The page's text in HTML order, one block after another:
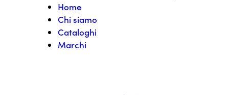
Home
Chi siamo
Cataloghi
Marchi